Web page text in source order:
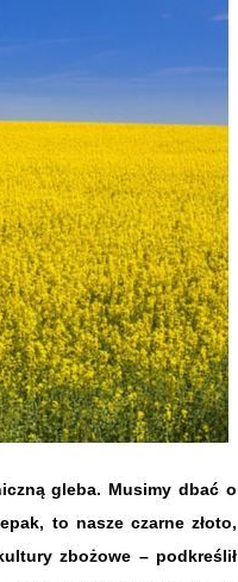
gleba. Musimy dbać o
to nasze czarne złoto,
zbożowe – podkreślił